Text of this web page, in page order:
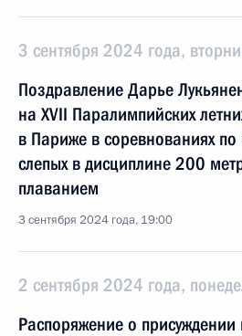
3 сентября 2024 года,
Поздравление Дарье
на XVII Паралимпийских
в Париже в соревнованиях
слепых в дисциплине 200
плаванием
3 сентября 2024 года, 19:00
2 сентября 2024 года,
Распоряжение о присуждении